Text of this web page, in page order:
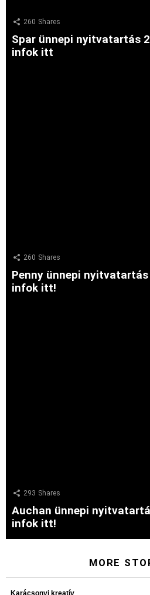
260 Shares
Spar ünnepi nyitvatartás
infok itt
260 Shares
Penny ünnepi
infok itt!
293 Shares
Auchan ünnepi
infok itt!
MORE
Karácsonyi kreatív